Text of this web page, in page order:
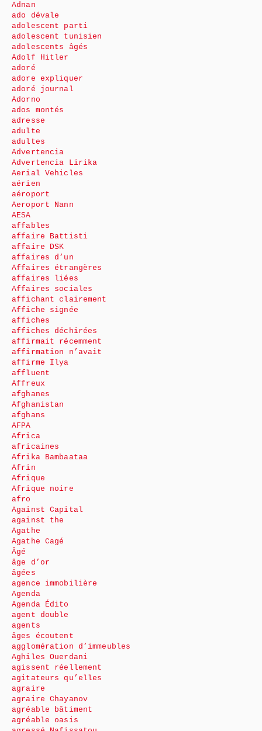
Adnan
ado dévale
adolescent parti
adolescent tunisien
adolescents âgés
Adolf Hitler
adoré
adore expliquer
adoré journal
Adorno
ados montés
adresse
adulte
adultes
Advertencia
Advertencia Lirika
Aerial Vehicles
aérien
aéroport
Aeroport Nann
AESA
affables
affaire Battisti
affaire DSK
affaires d’un
Affaires étrangères
affaires liées
Affaires sociales
affichant clairement
Affiche signée
affiches
affiches déchirées
affirmait récemment
affirmation n’avait
affirme Ilya
affluent
Affreux
afghanes
Afghanistan
afghans
AFPA
Africa
africaines
Afrika Bambaataa
Afrin
Afrique
Afrique noire
afro
Against Capital
against the
Agathe
Agathe Cagé
Âgé
âge d’or
âgées
agence immobilière
Agenda
Agenda Édito
agent double
agents
âges écoutent
agglomération d’immeubles
Aghiles Ouerdani
agissent réellement
agitateurs qu’elles
agraire
agraire Chayanov
agréable bâtiment
agréable oasis